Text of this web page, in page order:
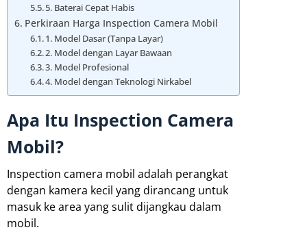
5. Baterai Cepat Habis
Perkiraan Harga Inspection Camera Mobil
1. Model Dasar (Tanpa Layar)
2. Model dengan Layar Bawaan
3. Model Profesional
4. Model dengan Teknologi Nirkabel
Apa Itu Inspection Camera
Mobil?
Inspection camera mobil adalah perangkat
dengan kamera kecil yang dirancang untuk
masuk ke area yang sulit dijangkau dalam
mobil.